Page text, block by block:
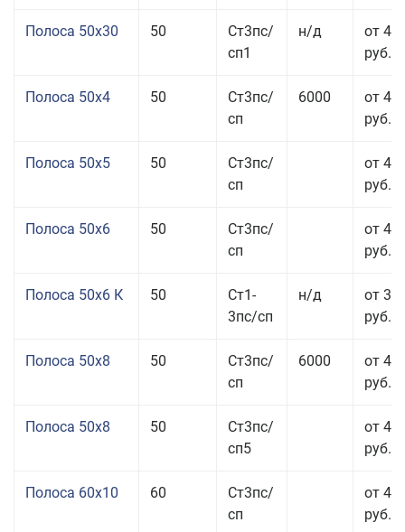
Полоса 50x30 50
Ст3пс/
сп1
н/д
от 44
руб.
Полоса 50x4 50
Ст3пс/
сп
6000
от 45
руб.
Полоса 50x5 50
Ст3пс/
сп
от 43
руб.
Полоса 50x6 50
Ст3пс/
сп
от 43
руб.
Полоса 50x6 К 50
Ст1-
3пс/сп
н/д
от 35
руб.
Полоса 50x8 50
Ст3пс/
сп
6000
от 43
руб.
Полоса 50x8 50
Ст3пс/
сп5
от 43
руб.
Полоса 60x10 60
Ст3пс/
сп
от 42
руб.